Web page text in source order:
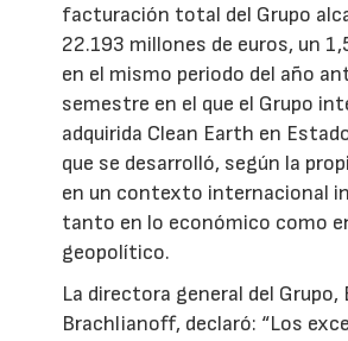
facturación total del Grupo
22.193 millones de euros, un
en el mismo periodo del año
semestre en el que el Grupo
adquirida Clean Earth en
que se desarrolló, según la
en un contexto internacional
tanto en lo económico como
geopolítico.
La directora general del Grupo,
Brachlianoff, declaró: “Los